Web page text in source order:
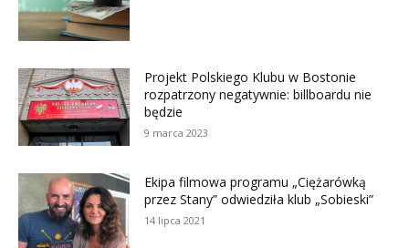
Projekt Polskiego Klubu w Bostonie
rozpatrzony negatywnie: billboardu nie
będzie
9 marca 2023
Ekipa filmowa programu „Ciężarówką
przez Stany” odwiedziła klub „Sobieski”
14 lipca 2021